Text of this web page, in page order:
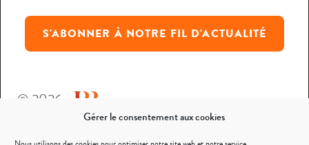
Gérer le consentement aux cookies
S'ABONNER À NOTRE FIL D'ACTUALITÉ
© 2026